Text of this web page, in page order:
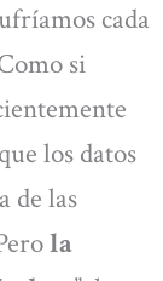
cada
si
los datos
de las
la